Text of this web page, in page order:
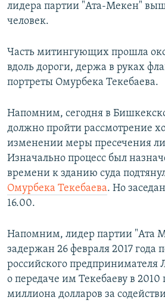
лидера партии "Ата-Мекен"
человек.
Часть митингующих прошла
вдоль дороги, держа в руках
портреты Омурбека Текебаева.
Напомним, сегодня в
должно пройти рассмотрение
изменении меры пресечения
Изначально процесс был
времени к зданию суда
Омурбека Текебаева. Но
16.00.
Напомним, лидер партии "Ата
задержан 26 февраля 2017 года
российского предпринимателя
о передаче им Текебаеву в 2010
миллиона долларов за